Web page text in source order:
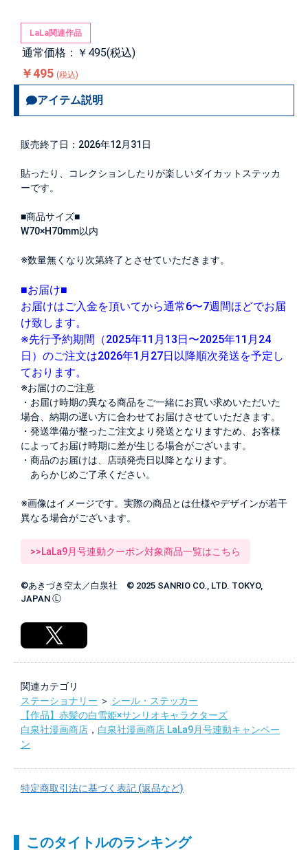
LaLa関連作品
通常価格：￥495(税込)
￥495 (税込)
アイテム説明
販売終了日：2026年12月31日
貼ったり、コレクションしたりが楽しいダイカットステッカ
ーです。
■商品サイズ■
W70×H70mm以内
※数量無くなり次第終了とさせていただきます。
■お届け■
お届けはご入金を頂いてから通常6〜7週間ほどでお届
け致します。
※先行予約期間（2025年11月13日〜2025年11月24
日）のご注文は2026年1月27日以降順次発送を予定し
ております。
※お届けのご注意
・お届け時期の異なる商品をご一緒にお買い求めいただいた
場合、納期の遅い方に合わせてお届けさせていただきます。
・発送準備が整ったご注文より発送となりますため、お客様
によってお届け時期に差が生じる場合がございます。
・商品のお届けは、店頭発売日以降となります。
あらかじめご了承ください。
※画像はイメージです。実際の商品とは仕様やデザインが若干
異なる場合がございます。
>>LaLa9月号連動クーポン対象商品一覧はこちら
©あきづき空太／白泉社 © 2025 SANRIO CO., LTD. TOKYO,
JAPAN Ⓛ
関連カテゴリ
ステーショナリー ＞ シール・ステッカー
【作品】赤髪の白雪姫×サンリオキャラクターズ
白泉社漫画商店 ， 白泉社漫画商店 LaLa9月号連動キャンペー
ン
特定商取引法に基づく表記 (返品など)
このタイトルのランキング